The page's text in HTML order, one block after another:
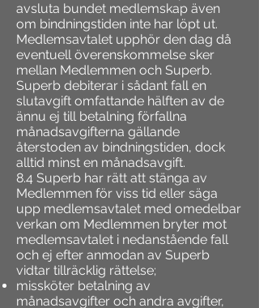
avsluta bundet medlemskap även
om bindningstiden inte har löpt ut.
Medlemsavtalet upphör den dag då
eventuell överenskommelse sker
mellan Medlemmen och Superb.
Superb debiterar i sådant fall en
slutavgift omfattande hälften av de
ännu ej till betalning förfallna
månadsavgifterna gällande
återstoden av bindningstiden, dock
alltid minst en månadsavgift.
8.4 Superb har rätt att stänga av
Medlemmen för viss tid eller säga
upp medlemsavtalet med omedelbar
verkan om Medlemmen bryter mot
medlemsavtalet i nedanstående fall
och ej efter anmodan av Superb
vidtar tillräcklig rättelse;
missköter betalning av
månadsavgifter och andra avgifter,